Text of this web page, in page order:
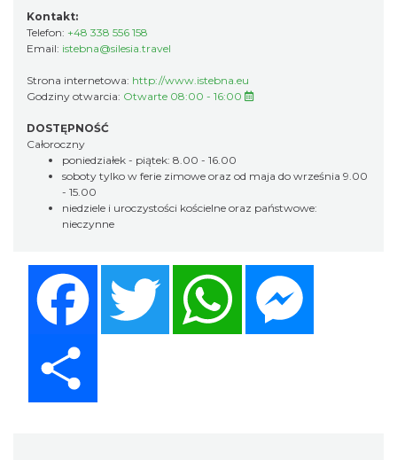
Kontakt:
Telefon: +48 338 556 158
Email: istebna@silesia.travel
Strona internetowa: http://www.istebna.eu
Godziny otwarcia: Otwarte 08:00 - 16:00
DOSTĘPNOŚĆ
Całoroczny
poniedziałek - piątek: 8.00 - 16.00
soboty tylko w ferie zimowe oraz od maja do września 9.00
- 15.00
niedziele i uroczystości kościelne oraz państwowe:
nieczynne
Twitter WhatsApp